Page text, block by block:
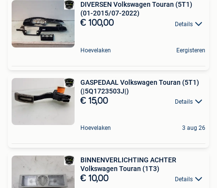
DIVERSEN Volkswagen Touran (5T1)
(01-2015/07-2022)
€ 100,00 Details
Hoevelaken Eergisteren
GASPEDAAL Volkswagen Touran (5T1)
(|5Q1723503J|)
€ 15,00 Details
Hoevelaken 3 aug 26
BINNENVERLICHTING ACHTER
Volkswagen Touran (1T3)
€ 10,00 Details